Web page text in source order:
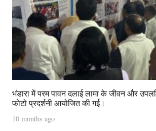
भंडारा में परम पावन दलाई लामा के जीवन और
फोटो प्रदर्शनी आयोजित की गई।
10 months ago